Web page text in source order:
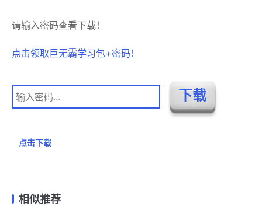
请输入密码查看下载！
点击领取巨无霸学习包+密码！
点击下载
相似推荐